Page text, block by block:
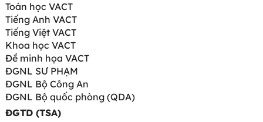
Toán học VACT
Tiếng Anh VACT
Tiếng Việt VACT
Khoa học VACT
Đề minh họa VACT
ĐGNL SƯ PHẠM
ĐGNL Bộ Công An
ĐGNL Bộ quốc phòng (QDA)
ĐGTD (TSA)